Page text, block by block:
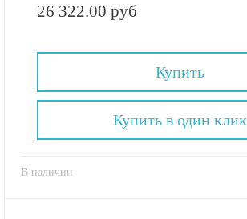
26 322.00 руб
Купить
В наличии
Купить в один клик